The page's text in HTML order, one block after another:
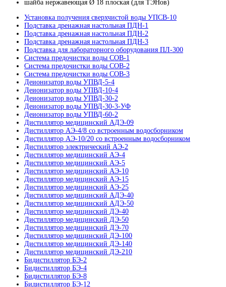
шайба нержавеющая Ø 18 плоская (для ТЭНов)
Установка получения сверхчистой воды УПСВ-10
Подставка дренажная настольная ПДН-1
Подставка дренажная настольная ПДН-2
Подставка дренажная настольная ПДН-3
Подставка для лабораторного оборудования ПЛ-300
Система предочистки воды СОВ-1
Система предочистки воды СОВ-2
Система предочистки воды СОВ-3
Деионизатор воды УПВД-5-4
Деионизатор воды УПВД-10-4
Деионизатор воды УПВД-30-2
Деионизатор воды УПВД-30-3-УФ
Деионизатор воды УПВД-60-2
Дистиллятор медицинский АДЭ-09
Дистиллятор АЭ-4/8 со встроенным водосборником
Дистиллятор АЭ-10/20 со встроенным водосборником
Дистиллятор электрический АЭ-2
Дистиллятор медицинский АЭ-4
Дистиллятор медицинский АЭ-5
Дистиллятор медицинский АЭ-10
Дистиллятор медицинский АЭ-15
Дистиллятор медицинский АЭ-25
Дистиллятор медицинский АДЭ-40
Дистиллятор медицинский АДЭ-50
Дистиллятор медицинский ДЭ-40
Дистиллятор медицинский ДЭ-50
Дистиллятор медицинский ДЭ-70
Дистиллятор медицинский ДЭ-100
Дистиллятор медицинский ДЭ-140
Дистиллятор медицинский ДЭ-210
Бидистиллятор БЭ-2
Бидистиллятор БЭ-4
Бидистиллятор БЭ-8
Бидистиллятор БЭ-12